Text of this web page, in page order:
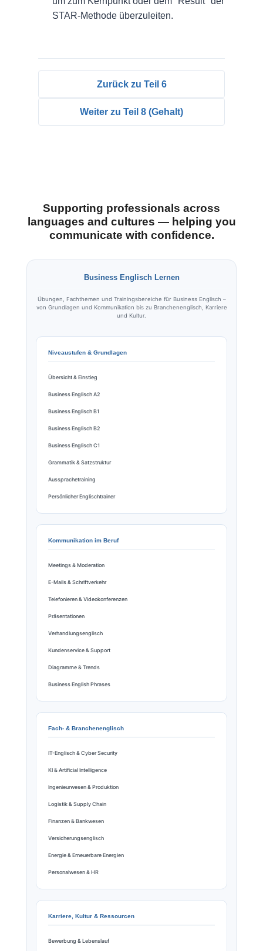
STAR-Methode überzuleiten.
Zurück zu Teil 6
Weiter zu Teil 8 (Gehalt)
Supporting professionals across
languages and cultures — helping you
communicate with confidence.
Business Englisch Lernen
Übungen, Fachthemen und Trainingsbereiche für Business Englisch –
von Grundlagen und Kommunikation bis zu Branchenenglisch, Karriere
und Kultur.
Niveaustufen & Grundlagen
Übersicht & Einstieg
Business Englisch A2
Business Englisch B1
Business Englisch B2
Business Englisch C1
Grammatik & Satzstruktur
Aussprachetraining
Persönlicher Englischtrainer
Kommunikation im Beruf
Meetings & Moderation
E-Mails & Schriftverkehr
Telefonieren & Videokonferenzen
Präsentationen
Verhandlungsenglisch
Kundenservice & Support
Diagramme & Trends
Business English Phrases
Fach- & Branchenenglisch
IT-Englisch & Cyber Security
KI & Artificial Intelligence
Ingenieurwesen & Produktion
Logistik & Supply Chain
Finanzen & Bankwesen
Versicherungsenglisch
Energie & Erneuerbare Energien
Personalwesen & HR
Karriere, Kultur & Ressourcen
Bewerbung & Lebenslauf